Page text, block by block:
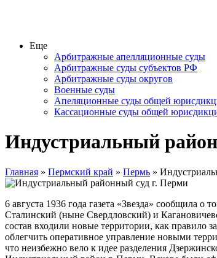
Еще
Арбитражные апелляционные суды
Арбитражные суды субъектов РФ
Арбитражные суды округов
Военные суды
Апеляционные суды общей
Кассационные суды общей
Индустриальный
Главная » Пермский край » Пермь »
6 августа 1936 года газета «Звезда» сообщила
Сталинский (ныне Свердловский) и
состав входили новые территории, как правило
облегчить оперативное управление новыми
что неизбежно вело к идее разделения